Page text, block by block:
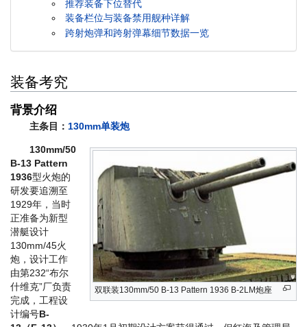
推荐装备下位替代
装备栏位与装备禁用舰种详解
跨射炮弹和跨射弹幕细节数据一览
装备考究
背景介绍
主条目： 130mm单装炮
双联装130mm/50 B-13 Pattern 1936 B-2LM炮座
130mm/50
B-13 Pattern
1936型火炮的
研发要追溯至
1929年，当时
正准备为新型
潜艇设计
130mm/45火
炮，设计工作
由第232“布尔
什维克”厂负责
完成，工程设
计编号B-